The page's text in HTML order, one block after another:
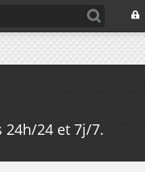
24h/24 et 7j/7.